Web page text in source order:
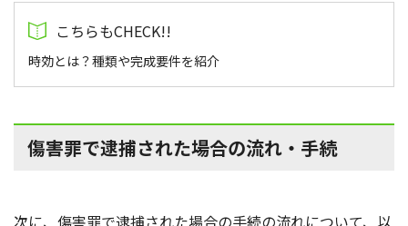
時効とは？種類や完成要件を紹介
傷害罪で逮捕された場合の流れ・手続